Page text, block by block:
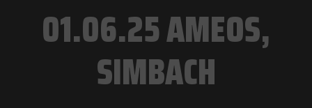
01.06.25 AMEOS,
SIMBACH